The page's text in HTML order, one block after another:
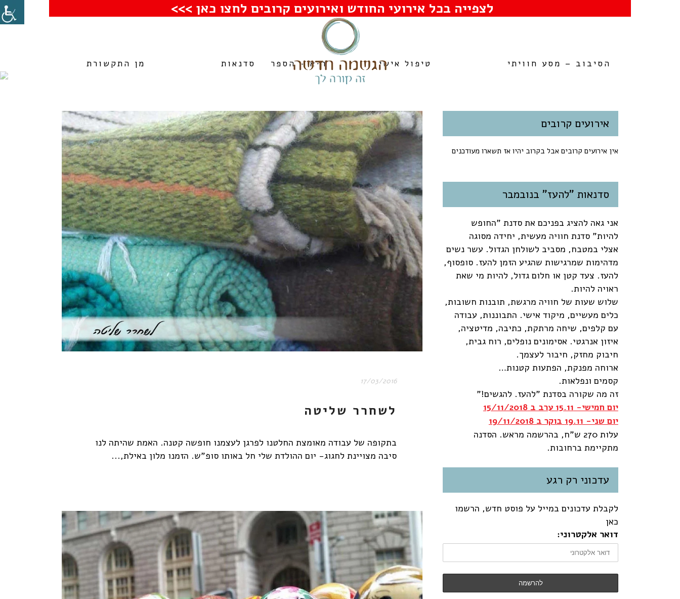
לצפייה בכל אירועי החודש ואירועים קרובים לחצו כאן >>>
היא – הספר סדנאות מן התקשורת הסיבוב – מסע חוויתי טיפול אישי
17/03/2016
לשחרר שליטה
בתקופה של עבודה מאומצת החלטנו לפרגן לעצמנו חופשה קטנה. האמת שהיתה לנו
סיבה מצויינת לחגוג- יום ההולדת שלי חל באותו סופ"ש. הזמנו מלון באילת,...
אירועים קרובים
אין אירועים קרובים אבל בקרוב יהיו אז תשארו מעודכנים
סדנאות "להעז" בנובמבר
אני גאה להציג בפניכם את סדנת "החופש
להיות" סדנת חוויה מעשית, יחידה מסוגה
אצלי במטבח, מסביב לשולחן הגדול. עשר נשים
מדהימות שמרגישות שהגיע הזמן להעז. סופסוף,
להעז. צעד קטן או חלום גדול, להיות מי שאת
ראויה להיות.
שלוש שעות של חוויה מרגשת, תובנות חשובות,
כלים מעשיים, מיקוד אישי. התבוננות, עבודה
עם קלפים, שיחה מרתקת, כתיבה, מדיטציה,
איזון אנרגטי. אסימונים נופלים, רוח גבית,
חיבוק מחזק, חיבור לעצמך.
ארוחה מפנקת, הפתעות קטנות…
קסמים ונפלאות.
זה מה שקורה בסדנת "להעז. להגשים!"
יום חמישי- 15.11 ערב ב 15/11/2018
יום שני- 19.11 בוקר ב 19/11/2018
עלות 270 ש"ח, בהרשמה מראש. הסדנה
מתקיימת ברחובות.
עדכוני רק רגע
לקבלת עדכונים במייל על פוסט חדש, הרשמו
כאן
דואר אלקטרוני: